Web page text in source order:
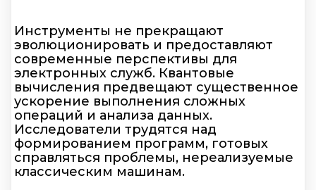
Инструменты не прекращают
эволюционировать и предоставляют
современные перспективы для
электронных служб. Квантовые
вычисления предвещают существенное
ускорение выполнения сложных
операций и анализа данных.
Исследователи трудятся над
формированием программ, готовых
справляться проблемы, нереализуемые
классическим машинам.